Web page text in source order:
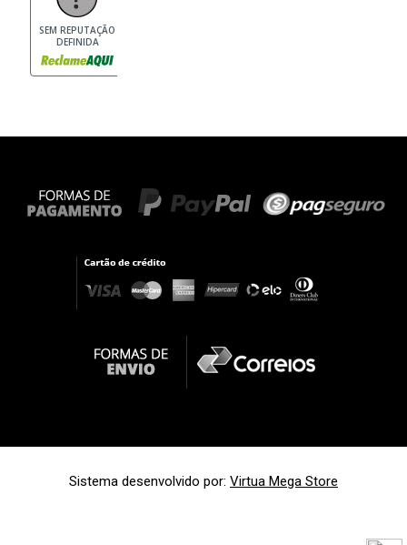
SEM REPUTAÇÃO
DEFINIDA
Sistema desenvolvido por: Virtua Mega Store